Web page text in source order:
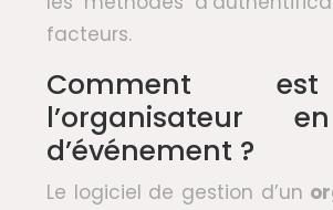
facteurs.
Comment
l’organisateur
d’événement ?
Le logiciel de gestion d’un